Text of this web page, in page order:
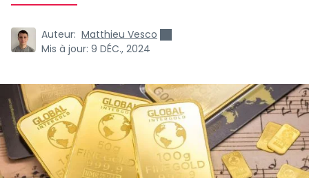
Auteur: Matthieu Vesco
Mis à jour: 9 DÉC., 2024